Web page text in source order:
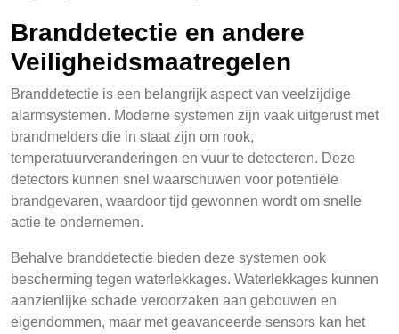
Branddetectie en andere
Veiligheidsmaatregelen
Branddetectie is een belangrijk aspect van veelzijdige
alarmsystemen. Moderne systemen zijn vaak uitgerust met
brandmelders die in staat zijn om rook,
temperatuurveranderingen en vuur te detecteren. Deze
detectors kunnen snel waarschuwen voor potentiële
brandgevaren, waardoor tijd gewonnen wordt om snelle
actie te ondernemen.
Behalve branddetectie bieden deze systemen ook
bescherming tegen waterlekkages. Waterlekkages kunnen
aanzienlijke schade veroorzaken aan gebouwen en
eigendommen, maar met geavanceerde sensors kan het